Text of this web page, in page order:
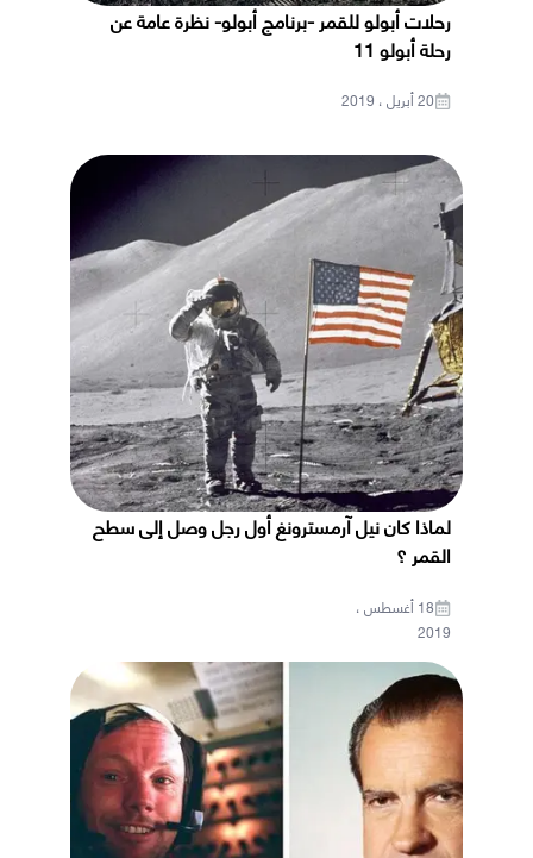
رحلات أبولو للقمر -برنامج أبولو- نظرة عامة عن
رحلة أبولو 11
20 أبريل ، 2019
لماذا كان نيل آرمسترونغ أول رجل وصل إلى سطح
القمر ؟
18 أغسطس ،
2019